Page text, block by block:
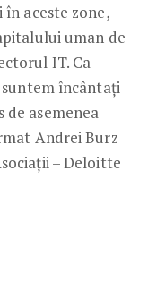
aceste zone,
uman de
IT. Ca
încântaţi
de asemenea
Andrei Burz
– Deloitte